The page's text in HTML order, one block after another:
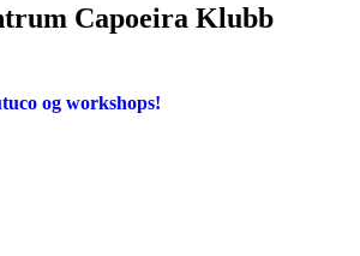
Capoeira Klubb
og workshops!